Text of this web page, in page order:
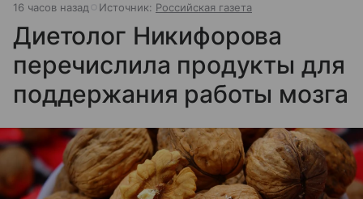
16 часов назад Источник: Российская газета
Диетолог Никифорова
перечислила продукты для
поддержания работы мозга